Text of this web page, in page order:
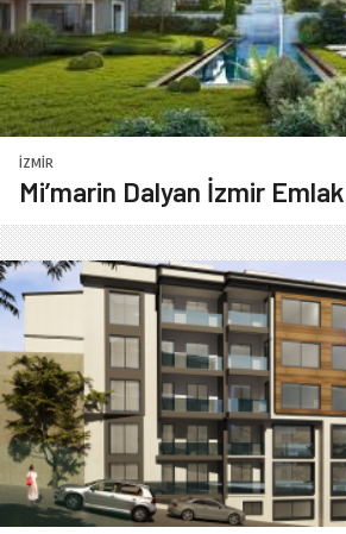
İZMIR
Mi’marin Dalyan İzmir